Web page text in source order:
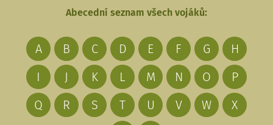
Abecední seznam všech vojáků:
A B C D E F G
H
I
J K L M N O
P
Q
R S T U V W
X